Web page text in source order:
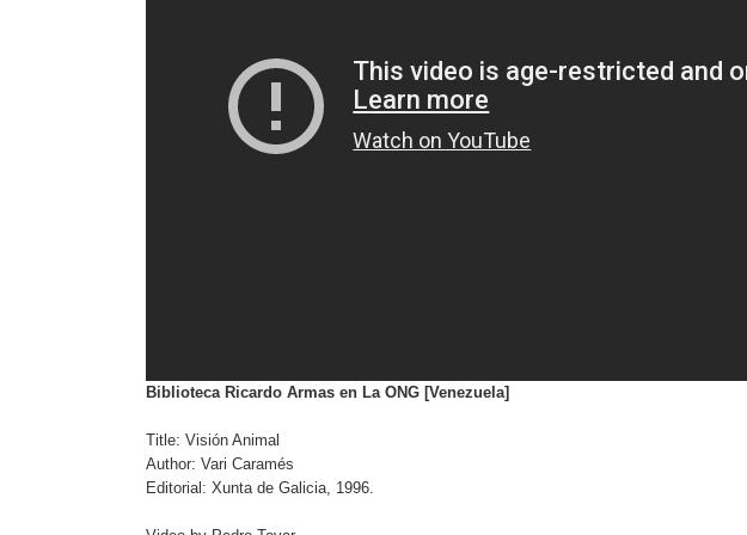
Biblioteca Ricardo Armas en La ONG [Venezuela]
Title: Visión Animal
Author: Vari Caramés
Editorial: Xunta de Galicia, 1996.